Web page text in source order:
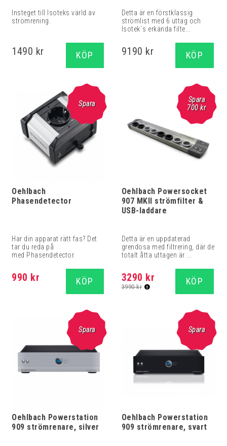
Insteget till Isoteks värld av
strömrening.
1490 kr KÖP
Detta är en förstklassig
strömlist med 6 uttag och
Isotek´s erkända filte...
9190 kr KÖP
Spara
Oehlbach
Phasendetector
Har din apparat rätt fas? Det
tar du reda på
med Phasendetector.
990 kr KÖP
Spara
700kr
Oehlbach Powersocket
907 MKII strömfilter &
USB-laddare
Detta är en uppdaterad
grendosa med filtrering, där de
totalt åtta uttagen är ...
3290 kr
3990 kr
KÖP
Spara
Oehlbach Powerstation
909 strömrenare, silver
Spara
Oehlbach Powerstation
909 strömrenare, svart